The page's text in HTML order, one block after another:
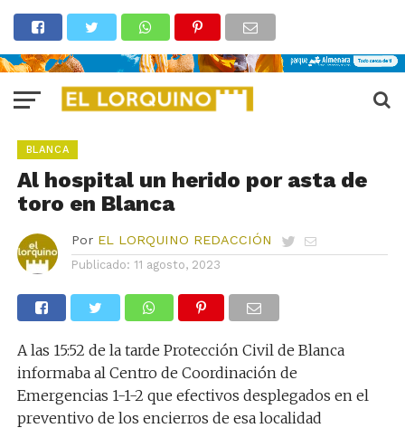
BLANCA
Al hospital un herido por asta de
toro en Blanca
Por EL LORQUINO REDACCIÓN
Publicado: 11 agosto, 2023
A las 15:52 de la tarde Protección Civil de Blanca
informaba al Centro de Coordinación de
Emergencias 1-1-2 que efectivos desplegados en el
preventivo de los encierros de esa localidad